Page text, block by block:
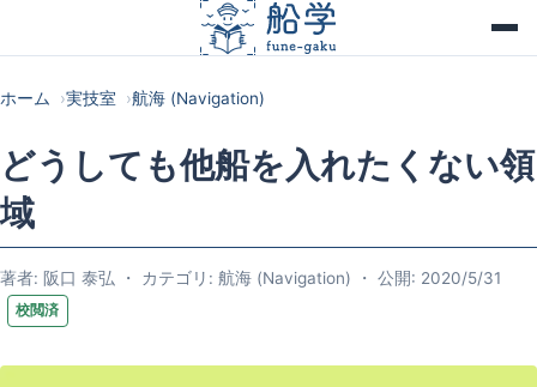
ホーム 実技室 航海 (Navigation)
どうしても他船を入れたくない領
域
著者: 阪口 泰弘 ・ カテゴリ: 航海 (Navigation) ・ 公開: 2020/5/31
校閲済